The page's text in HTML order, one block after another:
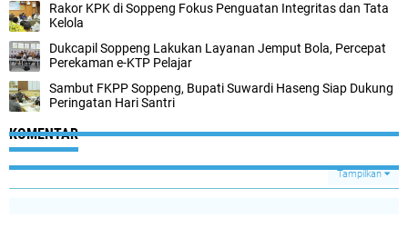
Rakor KPK di Soppeng Fokus Penguatan Integritas dan Tata
Kelola
Dukcapil Soppeng Lakukan Layanan Jemput Bola, Percepat
Perekaman e-KTP Pelajar
Sambut FKPP Soppeng, Bupati Suwardi Haseng Siap Dukung
Peringatan Hari Santri
KOMENTAR
Tampilkan